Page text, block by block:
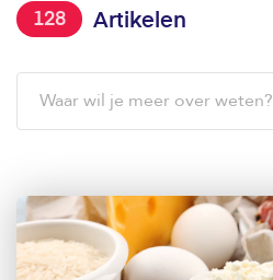
128 Artikelen
Waar wil je meer over weten?